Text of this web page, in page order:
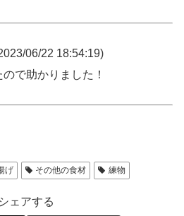
06/22 18:54:19)
で助かりました！
げ その他の食材 練物
シェアする